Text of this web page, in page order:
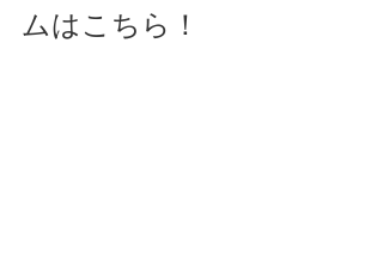
ムはこちら！